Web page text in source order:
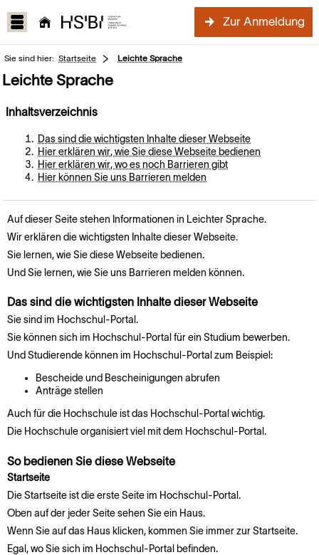
Zur Anmeldung
Sie sind hier: Startseite Leichte Sprache
Leichte Sprache
Inhaltsverzeichnis
Das sind die wichtigsten Inhalte dieser Webseite
Hier erklären wir, wie Sie diese Webseite bedienen
Hier erklären wir, wo es noch Barrieren gibt
Hier können Sie uns Barrieren melden
Auf dieser Seite stehen Informationen in Leichter Sprache.
Wir erklären die wichtigsten Inhalte dieser Webseite.
Sie lernen, wie Sie diese Webseite bedienen.
Und Sie lernen, wie Sie uns Barrieren melden können.
Das sind die wichtigsten Inhalte dieser Webseite
Sie sind im Hochschul-Portal.
Sie können sich im Hochschul-Portal für ein Studium bewerben.
Und Studierende können im Hochschul-Portal zum Beispiel:
Bescheide und Bescheinigungen abrufen
Anträge stellen
Auch für die Hochschule ist das Hochschul-Portal wichtig.
Die Hochschule organisiert viel mit dem Hochschul-Portal.
So bedienen Sie diese Webseite
Startseite
Die Startseite ist die erste Seite im Hochschul-Portal.
Oben auf der jeder Seite sehen Sie ein Haus.
Wenn Sie auf das Haus klicken, kommen Sie immer zur Startseite.
Egal, wo Sie sich im Hochschul-Portal befinden.